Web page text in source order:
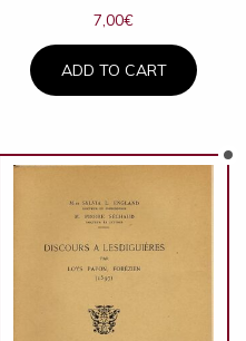
7,00€
ADD TO CART